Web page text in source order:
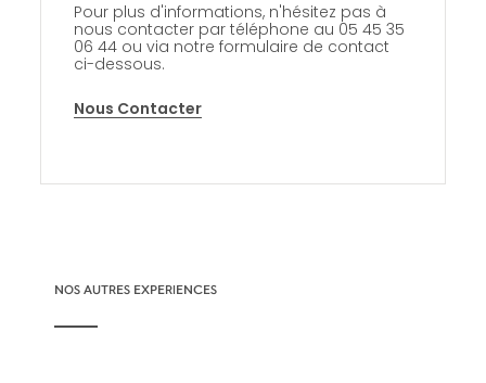
Pour plus d'informations, n'hésitez pas à
nous contacter par téléphone au 05 45 35
06 44 ou via notre formulaire de contact
ci-dessous.
Nous Contacter
NOS AUTRES EXPERIENCES